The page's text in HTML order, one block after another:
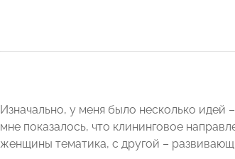
Изначально, у меня было несколько идей
мне показалось, что клининговое
женщины тематика, с другой –